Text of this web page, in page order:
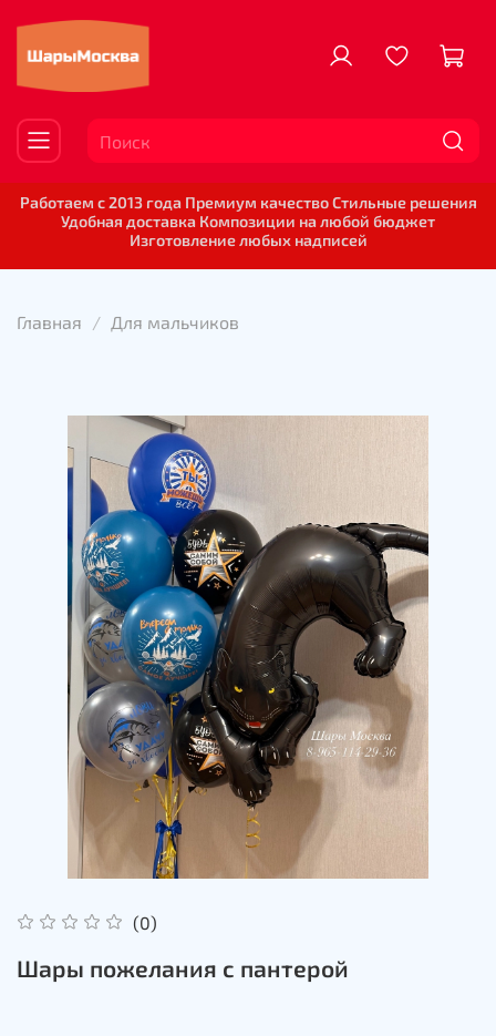
Работаем с 2013 года Премиум качество Стильные решения
Удобная доставка Композиции на любой бюджет
Изготовление любых надписей
Главная Для мальчиков
(0)
Шары пожелания с пантерой